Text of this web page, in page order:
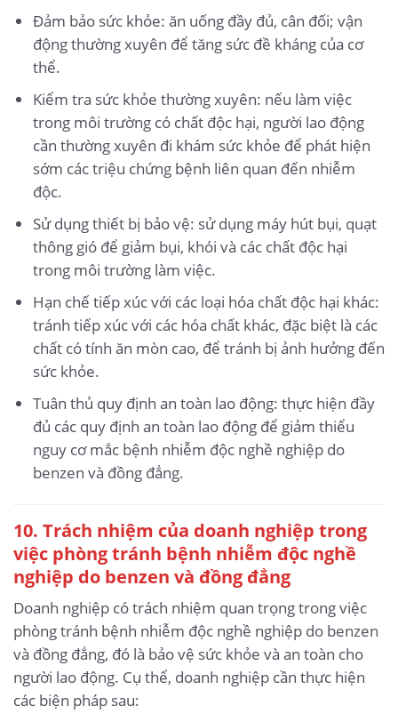
Đảm bảo sức khỏe: ăn uống đầy đủ, cân đối; vận
động thường xuyên để tăng sức đề kháng của cơ
thể.
Kiểm tra sức khỏe thường xuyên: nếu làm việc
trong môi trường có chất độc hại, người lao động
cần thường xuyên đi khám sức khỏe để phát hiện
sớm các triệu chứng bệnh liên quan đến nhiễm
độc.
Sử dụng thiết bị bảo vệ: sử dụng máy hút bụi, quạt
thông gió để giảm bụi, khói và các chất độc hại
trong môi trường làm việc.
Hạn chế tiếp xúc với các loại hóa chất độc hại khác:
tránh tiếp xúc với các hóa chất khác, đặc biệt là các
chất có tính ăn mòn cao, để tránh bị ảnh hưởng đến
sức khỏe.
Tuân thủ quy định an toàn lao động: thực hiện đầy
đủ các quy định an toàn lao động để giảm thiểu
nguy cơ mắc bệnh nhiễm độc nghề nghiệp do
benzen và đồng đẳng.
10. Trách nhiệm của doanh nghiệp trong
việc phòng tránh bệnh nhiễm độc nghề
nghiệp do benzen và đồng đẳng
Doanh nghiệp có trách nhiệm quan trọng trong việc
phòng tránh bệnh nhiễm độc nghề nghiệp do benzen
và đồng đẳng, đó là bảo vệ sức khỏe và an toàn cho
người lao động. Cụ thể, doanh nghiệp cần thực hiện
các biện pháp sau: